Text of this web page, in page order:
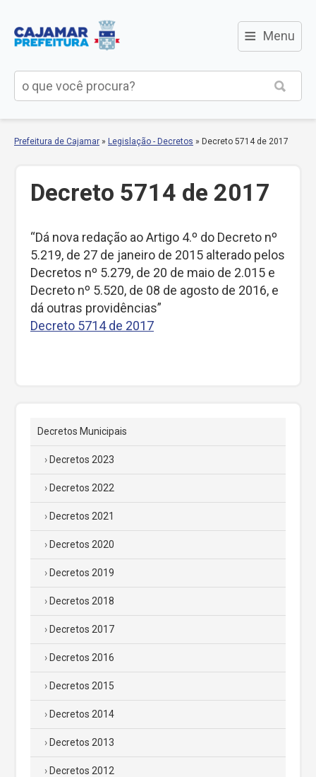
≡ Menu
Prefeitura de Cajamar » Legislação - Decretos » Decreto 5714 de 2017
Decreto 5714 de 2017
“Dá nova redação ao Artigo 4.º do Decreto nº
5.219, de 27 de janeiro de 2015 alterado pelos
Decretos nº 5.279, de 20 de maio de 2.015 e
Decreto nº 5.520, de 08 de agosto de 2016, e
dá outras providências”
Decreto 5714 de 2017
Decretos Municipais
Decretos 2023
Decretos 2022
Decretos 2021
Decretos 2020
Decretos 2019
Decretos 2018
Decretos 2017
Decretos 2016
Decretos 2015
Decretos 2014
Decretos 2013
Decretos 2012